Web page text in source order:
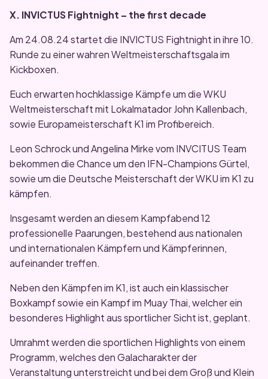
X. INVICTUS Fightnight – the first decade
Am 24.08.24 startet die INVICTUS Fightnight in ihre 10.
Runde zu einer wahren Weltmeisterschaftsgala im
Kickboxen.
Euch erwarten hochklassige Kämpfe um die WKU
Weltmeisterschaft mit Lokalmatador John Kallenbach,
sowie Europameisterschaft K1 im Profibereich.
Leon Schrock und Angelina Mirke vom INVCITUS Team
bekommen die Chance um den IFN-Champions Gürtel,
sowie um die Deutsche Meisterschaft der WKU im K1 zu
kämpfen.
Insgesamt werden an diesem Kampfabend 12
professionelle Paarungen, bestehend aus nationalen
und internationalen Kämpfern und Kämpferinnen,
aufeinander treffen.
Neben den Kämpfen im K1, ist auch ein klassischer
Boxkampf sowie ein Kampf im Muay Thai, welcher ein
besonderes Highlight aus sportlicher Sicht ist, geplant.
Umrahmt werden die sportlichen Highlights von einem
Programm, welches den Galacharakter der
Veranstaltung unterstreicht und bei dem Groß und Klein